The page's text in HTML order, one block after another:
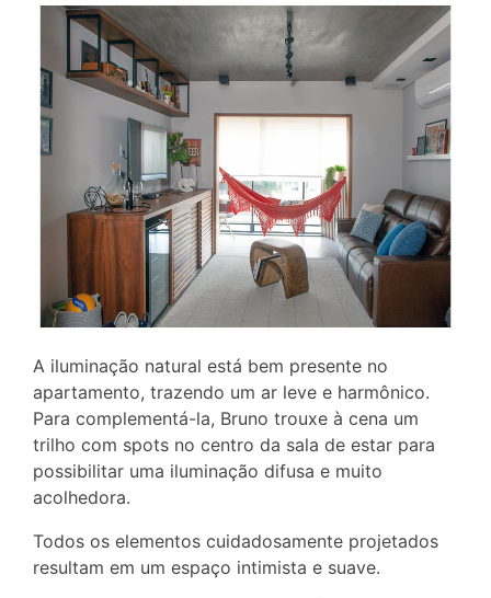
A iluminação natural está bem presente no
apartamento, trazendo um ar leve e harmônico.
Para complementá-la, Bruno trouxe à cena um
trilho com spots no centro da sala de estar para
possibilitar uma iluminação difusa e muito
acolhedora.
Todos os elementos cuidadosamente projetados
resultam em um espaço intimista e suave.